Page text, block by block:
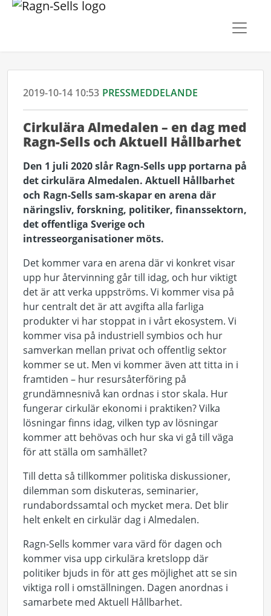
2019-10-14 10:53 PRESSMEDDELANDE
Cirkulära Almedalen – en dag med
Ragn-Sells och Aktuell Hållbarhet
Den 1 juli 2020 slår Ragn-Sells upp portarna på
det cirkulära Almedalen. Aktuell Hållbarhet
och Ragn-Sells sam-skapar en arena där
näringsliv, forskning, politiker, finanssektorn,
det offentliga Sverige och
intresseorganisationer möts.
Det kommer vara en arena där vi konkret visar
upp hur återvinning går till idag, och hur viktigt
det är att verka uppströms. Vi kommer visa på
hur centralt det är att avgifta alla farliga
produkter vi har stoppat in i vårt ekosystem. Vi
kommer visa på industriell symbios och hur
samverkan mellan privat och offentlig sektor
kommer se ut. Men vi kommer även att titta in i
framtiden – hur resursåterföring på
grundämnesnivå kan ordnas i stor skala. Hur
fungerar cirkulär ekonomi i praktiken? Vilka
lösningar finns idag, vilken typ av lösningar
kommer att behövas och hur ska vi gå till väga
för att ställa om samhället?
Till detta så tillkommer politiska diskussioner,
dilemman som diskuteras, seminarier,
rundabordssamtal och mycket mera. Det blir
helt enkelt en cirkulär dag i Almedalen.
Ragn-Sells kommer vara värd för dagen och
kommer visa upp cirkulära kretslopp där
politiker bjuds in för att ges möjlighet att se sin
viktiga roll i omställningen. Dagen anordnas i
samarbete med Aktuell Hållbarhet.